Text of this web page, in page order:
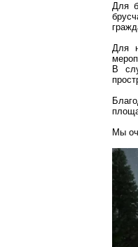
Для
Для
В
Мы